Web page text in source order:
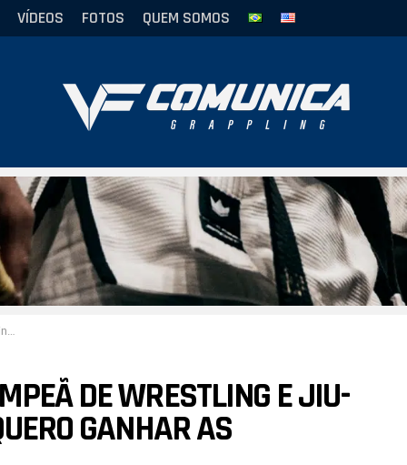
VÍDEOS FOTOS QUEM SOMOS
DE WRESTLING E JIU-
GANHAR AS